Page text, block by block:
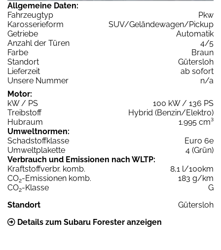
Allgemeine Daten:
Fahrzeugtyp
Pkw
Karosserieform
SUV/Geländewagen/Pickup
Getriebe
Automatik
Anzahl der Türen
4/5
Farbe
Braun
Standort
Gütersloh
Lieferzeit
ab sofort
Unsere Nummer
n/a
Motor:
kW / PS
100 kW / 136 PS
Treibstoff
Hybrid (Benzin/Elektro)
Hubraum
1.995 cm³
Umweltnormen:
Schadstoffklasse
Euro 6e
Umweltplakette
4 (Grün)
Verbrauch und Emissionen nach WLTP:
Kraftstoffverbr. komb.
8,1 l/100km
CO2-Emissionen komb.
183 g/km
CO2-Klasse
G
Standort
Gütersloh
Details zum Subaru Forester anzeigen